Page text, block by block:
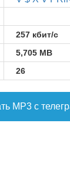
257 кбит/с
5,705 MB
26
MP3 с